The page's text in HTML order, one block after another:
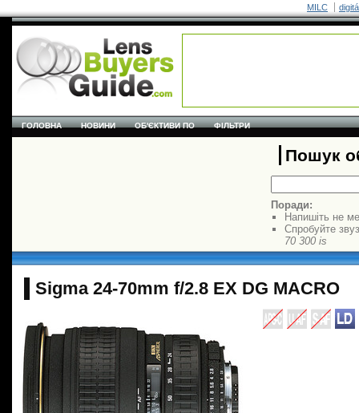
MILC
ГОЛОВНА НОВИНИ ОБ'ЄКТИВИ ПО ФІЛЬТРИ
Пошук
Поради:
Напишіть не
Спробуйте
70 300 is
Sigma 24-70mm f/2.8 EX DG MACRO